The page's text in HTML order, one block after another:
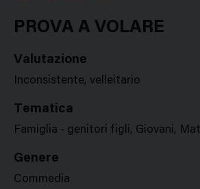
Plus
PROVA A VOLARE
Valutazione
Inconsistente, velleitario
Tematica
Famiglia - genitori figli, Giovani,
Genere
Commedia